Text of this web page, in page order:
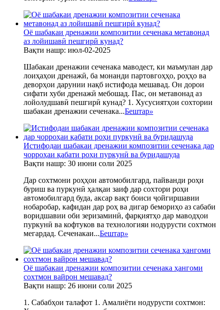
Оё шабакаи дренажии композитии сеченака метавонад
аз лойишавӣ пешгирӣ кунад?
Вақти нашр: июл-02-2025
Шабакаи дренажии сеченака маводест, ки маъмулан дар
лоиҳаҳои дренажӣ, ба монанди партовгоҳҳо, роҳҳо ва
деворҳои дарунии нақб истифода мешавад. Он дорои
сифати хуби дренажӣ мебошад. Пас, он метавонад аз
лойолудшавӣ пешгирӣ кунад? 1. Хусусиятҳои сохтории
шабакаи дренажии сеченака...Бештар»
Истифодаи шабакаи дренажии композитии сеченака дар
чорроҳаи қабати роҳи пуркунӣ ва буридашуда
Вақти нашр: 30 июни соли 2025
Дар сохтмони роҳҳои автомобилгард, пайванди роҳи
буриш ва пуркунӣ ҳалқаи заиф дар сохтори роҳи
автомобилгард буда, аксар вақт боиси ҷойгиршавии
нобаробар, кафидан дар роҳ ва дигар бемориҳо аз сабаби
воридшавии оби зеризаминӣ, фарқиятҳо дар маводҳои
пуркунӣ ва кофтуков ва технологияи нодурусти сохтмон
мегардад. Сеченакаи...Бештар»
Оё шабакаи дренажии композитии сеченака ҳангоми
сохтмон вайрон мешавад?
Вақти нашр: 26 июни соли 2025
1. Сабабҳои талафот 1. Амалиёти нодурусти сохтмон: